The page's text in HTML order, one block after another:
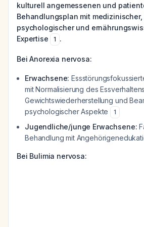
kulturell angemessenen und
Behandlungsplan mit
psychologischer und
Expertise
1 .
Bei Anorexia nervosa:
Erwachsene:
mit Normalisierung des Essverhaltens,
Gewichtswiederherstellung und
psychologischer Aspekte
1
Jugendliche/junge Erwachsene:
Behandlung mit
Bei Bulimia nervosa: